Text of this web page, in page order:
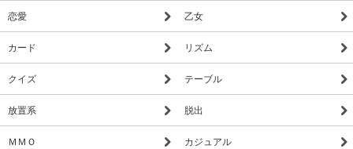
▼圧倒的なハック&スラッシュアクション！
前作をさらに上回る迫力の戦闘アクション！
敵を倒す爽快感がクセになる！
▼自分だけのアジトをカスタマイズ！
様々なモンスターを配置して敵の襲撃に備えろ！
敵のアジトを襲撃すれば戦利品が手に入るぞ！
恋愛 乙女
カード リズム
クイズ テーブル
放置系 脱出
ＭＭＯ カジュアル